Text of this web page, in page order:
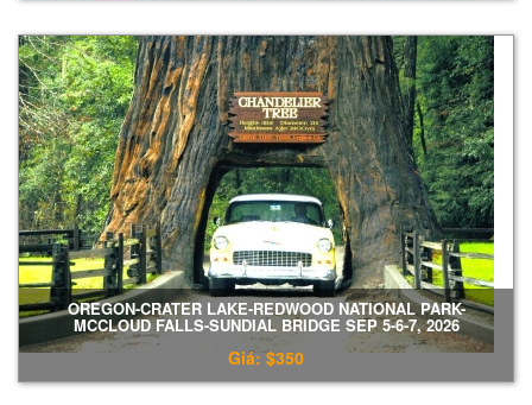
OREGON-CRATER LAKE-REDWOOD NATIONAL PARK-
MCCLOUD FALLS-SUNDIAL BRIDGE SEP 5-6-7, 2026
Giá: $350